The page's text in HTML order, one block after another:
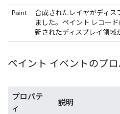
Paint
合成されたレイヤがディ
ました。ペイント レコー
新されたディスプレイ領域
ペイント イベントのプロ
プロパテ
ィ
説明